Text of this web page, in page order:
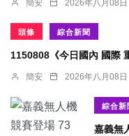
簡安 2026年八月08日
頭條 綜合新聞
1150808《今日國內 國際
簡安 2026年八月08日
綜合新
嘉義無